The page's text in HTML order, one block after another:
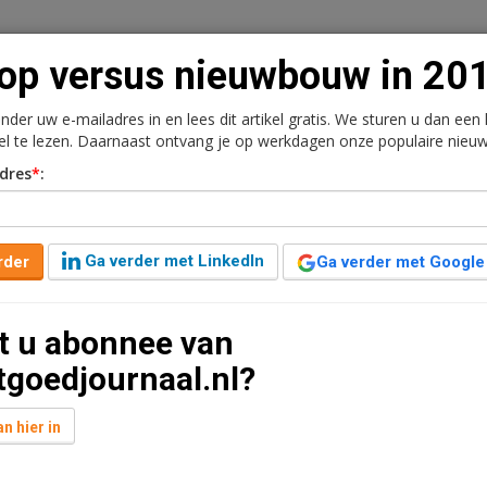
Vacaturebank
Kantoren Retail Logistiek Juridisch | Fiscaal
in 2014
maar ook minder gesloopt. Amsterdam
zijn er ook minder utiliteitsgebouwen nieuw
afgelopen jaar minder gesloopt ten opzichte van
versus nieuwbouw in
uw e-mailadres in en lees dit artikel gratis. We sturen u dan een
te lezen. Daarnaast ontvang je op werkdagen onze populaire
*:
Ga verder met LinkedIn Ga verder met Google
u abonnee van
hier in